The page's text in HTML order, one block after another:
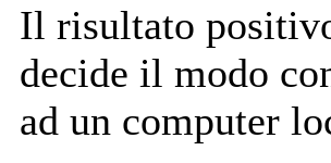
Il risultato
decide il modo
ad un computer